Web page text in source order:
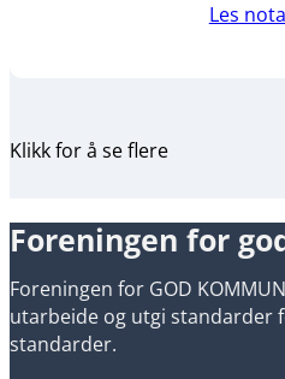
Les
Klikk for å se flere
Foreningen for
Foreningen for GOD
utarbeide og utgi standarder
standarder.